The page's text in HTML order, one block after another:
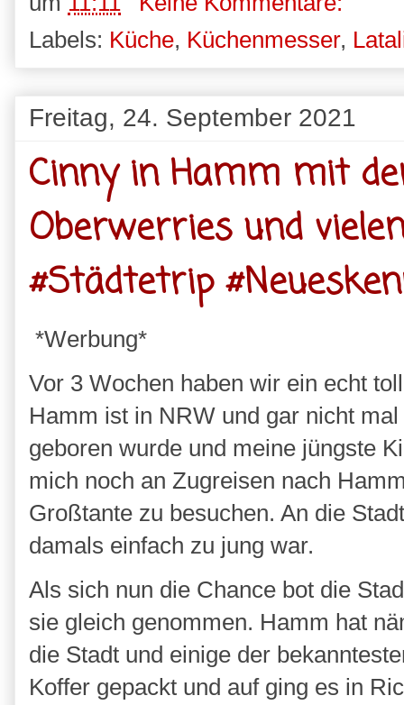
Labels: Küche, Küchenmesser,
Freitag, 24. September 2021
Cinny in Hamm mit
Oberwerries und
#Städtetrip
*Werbung*
Vor 3 Wochen haben wir ein echt
Hamm ist in NRW und gar nicht
geboren wurde und meine jüngste
mich noch an Zugreisen nach
Großtante zu besuchen. An die
damals einfach zu jung war.
Als sich nun die Chance bot die
sie gleich genommen. Hamm hat
die Stadt und einige der
Koffer gepackt und auf ging es in